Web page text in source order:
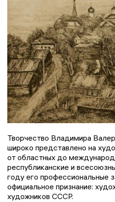
Творчество Владимира
широко представлено на
от областных до
республиканские и
году его профессиональные
официальное признание:
художников СССР.